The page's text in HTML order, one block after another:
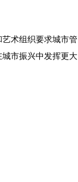
术组织要求城市管
市振兴中发挥更大